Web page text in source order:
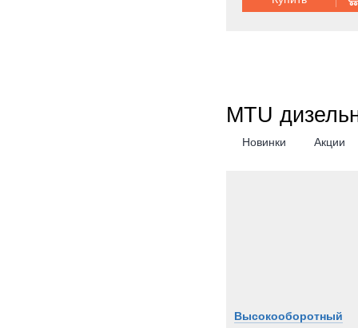
MTU
Новинки Акции
Высокооборотный